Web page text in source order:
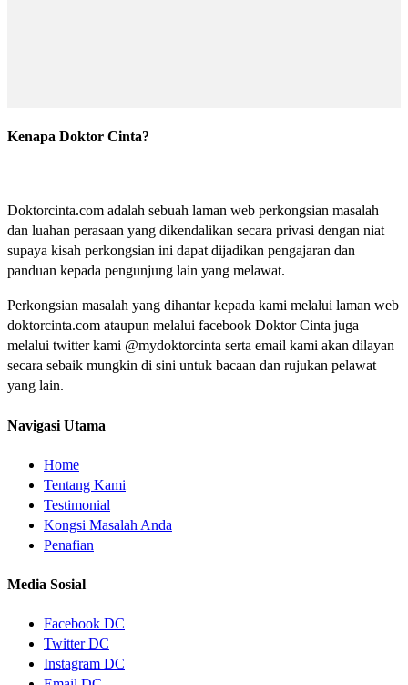
Kenapa Doktor Cinta?
Doktorcinta.com adalah sebuah laman web perkongsian masalah
dan luahan perasaan yang dikendalikan secara privasi dengan niat
supaya kisah perkongsian ini dapat dijadikan pengajaran dan
panduan kepada pengunjung lain yang melawat.
Perkongsian masalah yang dihantar kepada kami melalui laman web
doktorcinta.com ataupun melalui facebook Doktor Cinta juga
melalui twitter kami @mydoktorcinta serta email kami akan dilayan
secara sebaik mungkin di sini untuk bacaan dan rujukan pelawat
yang lain.
Navigasi Utama
Home
Tentang Kami
Testimonial
Kongsi Masalah Anda
Penafian
Media Sosial
Facebook DC
Twitter DC
Instagram DC